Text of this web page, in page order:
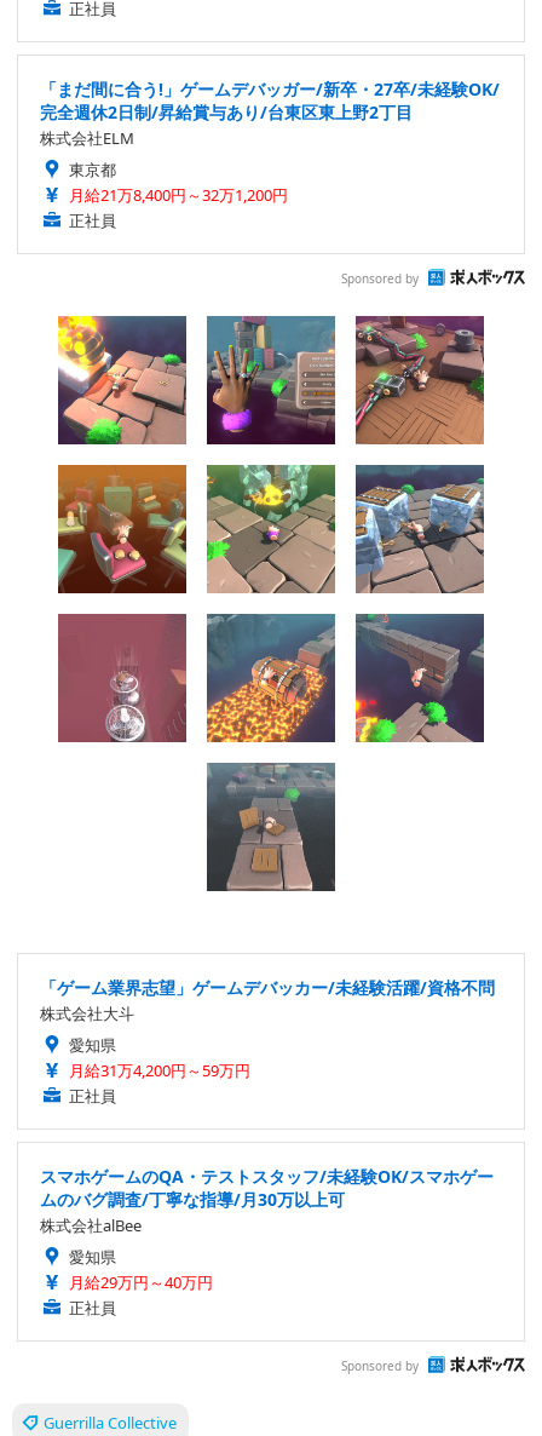
正社員
「まだ間に合う!」ゲームデバッガー/新卒・27卒/未経験OK/
完全週休2日制/昇給賞与あり/台東区東上野2丁目
株式会社ELM
東京都
月給21万8,400円～32万1,200円
正社員
Sponsored by
「ゲーム業界志望」ゲームデバッカー/未経験活躍/資格不問
株式会社大斗
愛知県
月給31万4,200円～59万円
正社員
スマホゲームのQA・テストスタッフ/未経験OK/スマホゲー
ムのバグ調査/丁寧な指導/月30万以上可
株式会社alBee
愛知県
月給29万円～40万円
正社員
Sponsored by
Guerrilla Collective